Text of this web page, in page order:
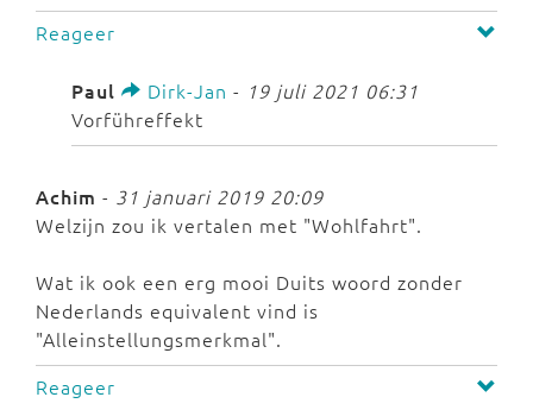
Reageer
Paul Dirk-Jan - 19 juli 2021 06:31
Vorführeffekt
Achim - 31 januari 2019 20:09
Welzijn zou ik vertalen met "Wohlfahrt".
Wat ik ook een erg mooi Duits woord zonder
Nederlands equivalent vind is
"Alleinstellungsmerkmal".
Reageer